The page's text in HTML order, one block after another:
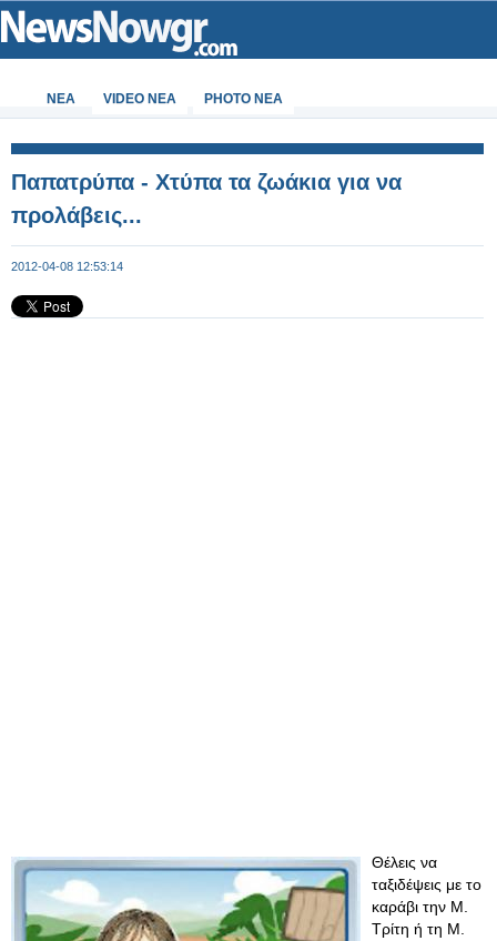
ΝΕΑ VIDEO NEA PHOTO NEA
Παπατρύπα - Χτύπα τα ζωάκια για να
προλάβεις...
2012-04-08 12:53:14
Θέλεις να
ταξιδέψεις με το
καράβι την Μ.
Τρίτη ή τη Μ.